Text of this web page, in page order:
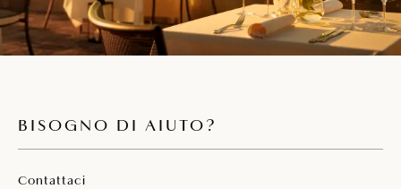
BISOGNO DI AIUTO?
Contattaci